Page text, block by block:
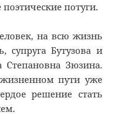
потуги.
на всю жизнь
супруга Бутузова и
Степановна Зюзина.
пути уже
решение стать